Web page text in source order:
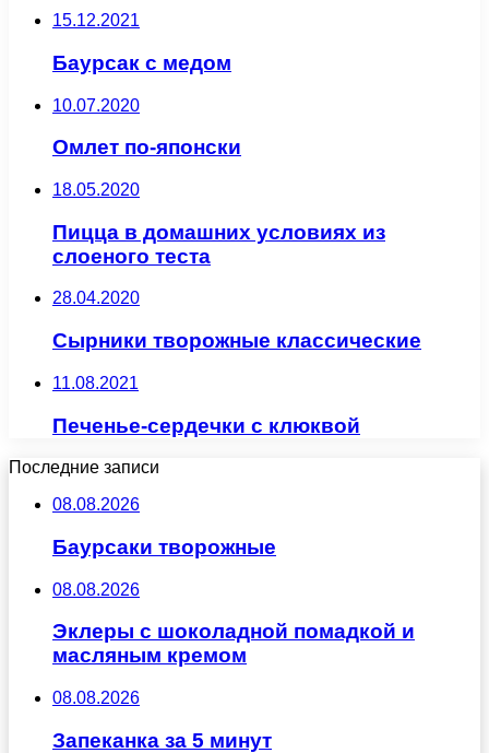
15.12.2021
Баурсак с медом
10.07.2020
Омлет по-японски
18.05.2020
Пицца в домашних условиях из
слоеного теста
28.04.2020
Сырники творожные классические
11.08.2021
Печенье-сердечки с клюквой
Последние записи
08.08.2026
Баурсаки творожные
08.08.2026
Эклеры с шоколадной помадкой и
масляным кремом
08.08.2026
Запеканка за 5 минут